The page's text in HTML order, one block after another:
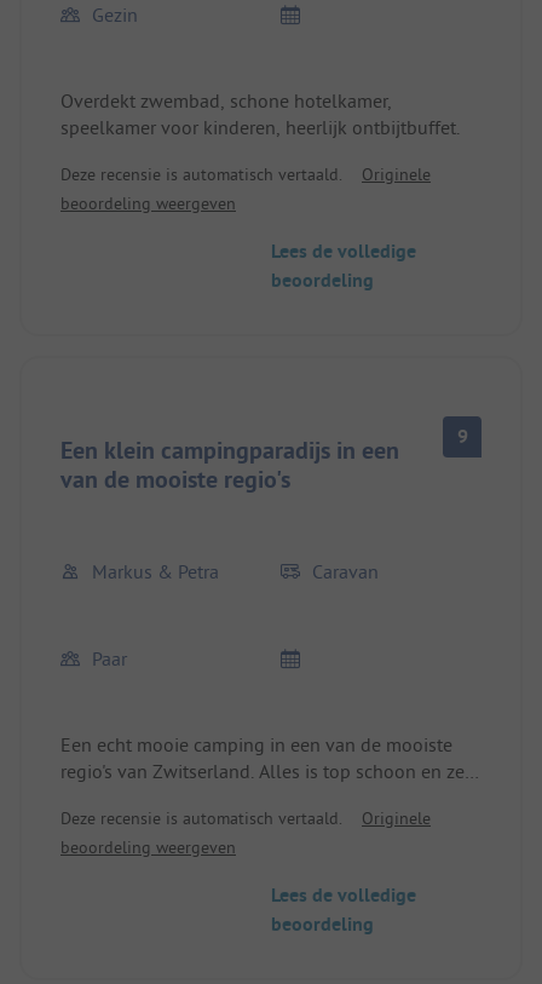
Gezin
Overdekt zwembad, schone hotelkamer,
speelkamer voor kinderen, heerlijk ontbijtbuffet.
Deze recensie is automatisch vertaald.
Originele
beoordeling weergeven
Lees de volledige
beoordeling
Een klein campingparadijs in een
van de mooiste regio's
9
Markus & Petra Caravan
Paar
Een echt mooie camping in een van de mooiste
regio's van Zwitserland. Alles is top schoon en zeer
zijn echt mooi gemaakt, waardoor afwassen bijna
leuk wordt, zeker omdat er in elke wasbak een
natuurlijk ook een moderne afwasmachine. De
wandelpaden zijn met zorg aangelegd, en de
Deze recensie is automatisch vertaald.
Originele
beoordeling weergeven
Lees de volledige
beoordeling